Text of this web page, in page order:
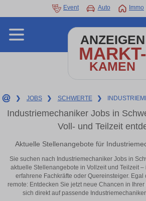
Event Auto Immo
ANZEIGEN
MARKT-
KAMEN
❯ JOBS ❯ SCHWERTE ❯
Industriemechaniker Jobs in
Voll- und Teilzeit
Aktuelle Stellenangebote für
Sie suchen nach Industriemechaniker Jobs in
aktuelle Stellenangebote in Vollzeit und Teilzeit
erfahrene Fachkräfte oder Quereinsteiger. Egal
remote: Entdecken Sie jetzt neue Chancen in
sich direkt auf passende